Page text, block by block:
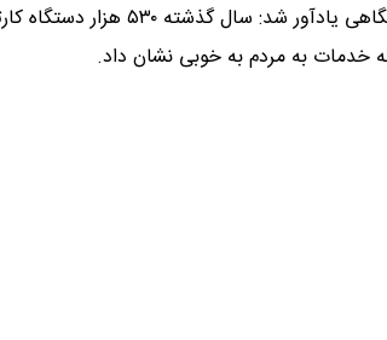
مدیرعامل بانک ملت در عین حال با اشاره به اهمیت
خدمات به مردم به خوبی نشان داد.